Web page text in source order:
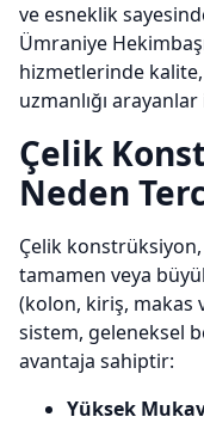
ve esneklik
Ümraniye
hizmetlerinde
uzmanlığı
Çelik
Neden
Çelik konstrüksiyon,
tamamen veya
(kolon, kiriş, makas
sistem, geleneksel
avantaja sahiptir:
Yüksek